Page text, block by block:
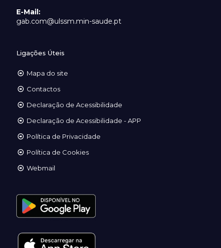
E-Mail:
gab.com@ulssm.min-saude.pt
Ligações Úteis
Mapa do site
Contactos
Declaração de Acessibilidade
Declaração de Acessibilidade - APP
Política de Privacidade
Política de Cookies
Webmail